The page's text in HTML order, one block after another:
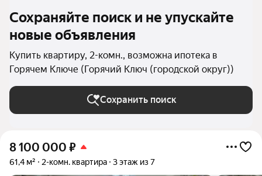
Сохраняйте поиск и не упускайте
новые объявления
Купить квартиру, 2-комн., возможна ипотека в
Горячем Ключе (Горячий Ключ (городской округ))
Сохранить поиск
8 100 000 ₽
61,4 м² 2-комн. квартира 3 этаж из 7